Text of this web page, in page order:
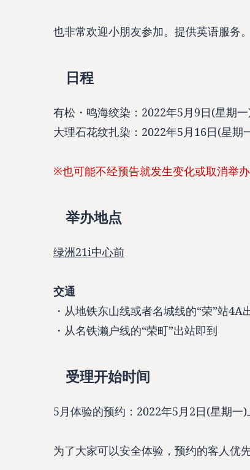
也非常欢迎小朋友参加。提供英语服务。
日程
有松・鸣海绞染：2022年5月9日(星期
大理石花纹扎染：2022年5月16日(星期
※也可能不经预告就发生变化或取消举办
举办地点
绿洲21i中心前
交通
・从地铁东山线或者名城线的“荣”站4A
・从名铁濑户线的“荣町”出站即到
受理开始时间
5月体验的预约：2022年5月2日(星期一)
为了大家可以安全体验，预约的客人优先